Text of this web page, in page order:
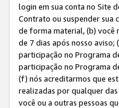
login em sua conta no Site
Contrato ou suspender sua
de forma material, (b) você
de 7 dias após nosso aviso;
participação no Programa
participação no Programa
(f) nós acreditarmos que
realizadas por qualquer
você ou a outras pessoas